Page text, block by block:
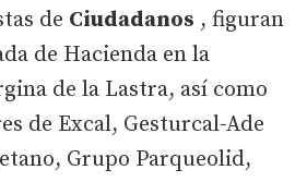
de Ciudadanos , figuran
de Hacienda en la
de la Lastra, así como
de Excal, Gesturcal-Ade
Grupo Parqueolid,